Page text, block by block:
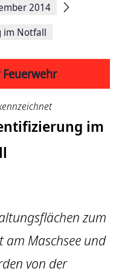
2014
im Notfall
im
zum
am Maschsee und
von der